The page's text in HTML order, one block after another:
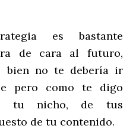
es bastante
de cara al futuro,
bien no te debería ir
pero como te digo
tu nicho, de tus
de tu contenido.